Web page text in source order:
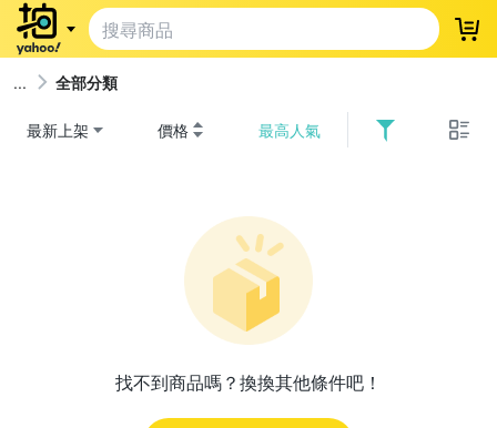
登
全部分類
最新上架 價格 最高人氣
找不到商品嗎？換換其他條件吧！